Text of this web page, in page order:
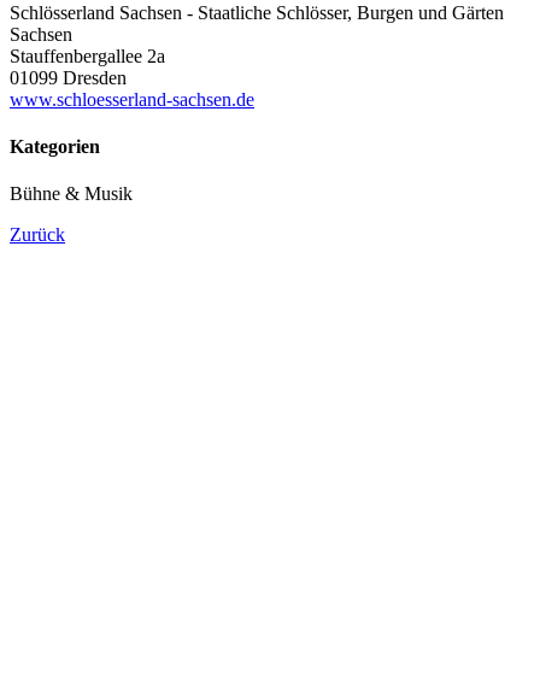
Schlösserland Sachsen - Staatliche Schlösser, Burgen und Gärten
Sachsen
Stauffenbergallee 2a
01099 Dresden
www.schloesserland-sachsen.de
Kategorien
Bühne & Musik
Zurück